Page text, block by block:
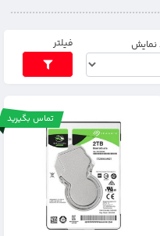
فیلتر
تماس بگیرید